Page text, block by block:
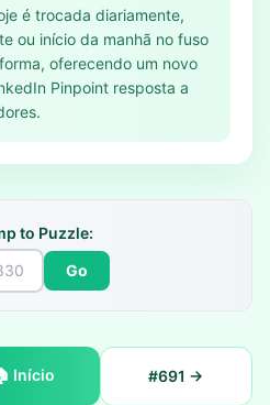
é trocada diariamente,
ou início da manhã no fuso
oferecendo um novo
Pinpoint resposta a
to Puzzle:
Go
Início #691 →